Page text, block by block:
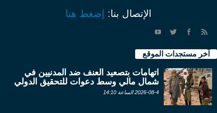
الإتصال بنا: إضغط هنا
آخر مستجدات الموقع
اتهامات بتصعيد العنف ضد المدنيين في
شمال مالي وسط دعوات للتحقيق الدولي
2026-08-4 الساعة 14:10